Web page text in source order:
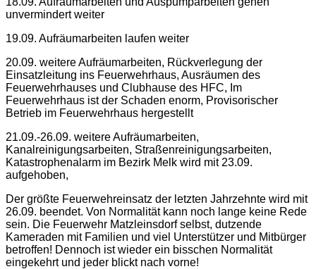
unvermindert weiter
19.09. Aufräumarbeiten laufen weiter
20.09. weitere Aufräumarbeiten, Rückverlegung der
Einsatzleitung ins Feuerwehrhaus, Ausräumen des
Feuerwehrhauses und Clubhause des HFC, Im
Feuerwehrhaus ist der Schaden enorm, Provisorischer
Betrieb im Feuerwehrhaus hergestellt
21.09.-26.09. weitere Aufräumarbeiten,
Kanalreinigungsarbeiten, Straßenreinigungsarbeiten,
Katastrophenalarm im Bezirk Melk wird mit 23.09.
aufgehoben,
Der größte Feuerwehreinsatz der letzten Jahrzehnte wird mit
26.09. beendet. Von Normalität kann noch lange keine Rede
sein. Die Feuerwehr Matzleinsdorf selbst, dutzende
Kameraden mit Familien und viel Unterstützer und Mitbürger
betroffen! Dennoch ist wieder ein bisschen Normalität
eingekehrt und jeder blickt nach vorne!